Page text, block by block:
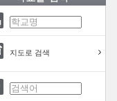
지도로 검색